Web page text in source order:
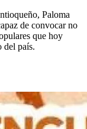
Paloma
de convocar no
que hoy
del país.